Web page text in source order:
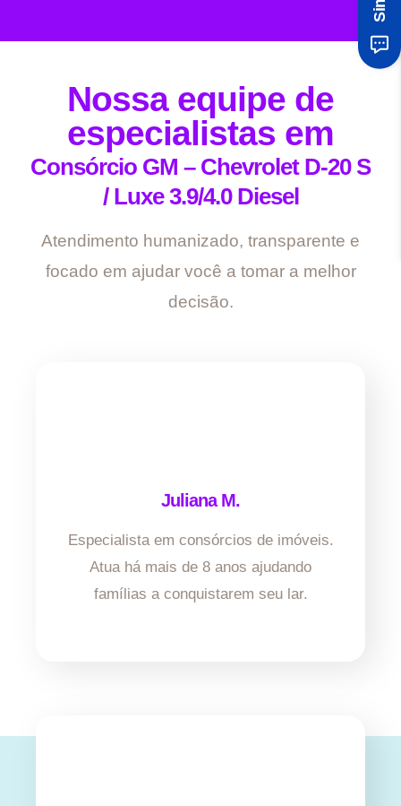
Nossa equipe de
especialistas em
Consórcio GM – Chevrolet D-20 S
/ Luxe 3.9/4.0 Diesel
Atendimento humanizado, transparente e
focado em ajudar você a tomar a melhor
decisão.
Juliana M.
Especialista em consórcios de imóveis.
Atua há mais de 8 anos ajudando
famílias a conquistarem seu lar.